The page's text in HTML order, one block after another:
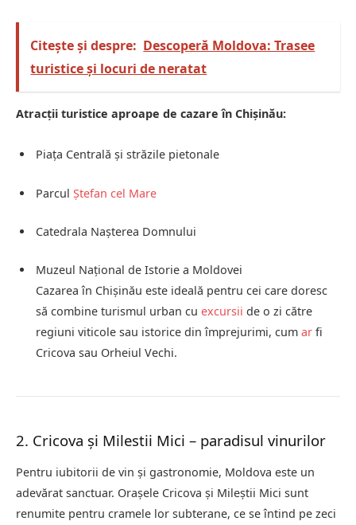
Citește și despre: Descoperă Moldova: Trasee
turistice și locuri de neratat
Atracții turistice aproape de cazare în Chișinău:
Piața Centrală și străzile pietonale
Parcul Ștefan cel Mare
Catedrala Nașterea Domnului
Muzeul Național de Istorie a Moldovei
Cazarea în Chișinău este ideală pentru cei care doresc
să combine turismul urban cu excursii de o zi către
regiuni viticole sau istorice din împrejurimi, cum ar fi
Cricova sau Orheiul Vechi.
2. Cricova și Milestii Mici – paradisul vinurilor
Pentru iubitorii de vin și gastronomie, Moldova este un
adevărat sanctuar. Orașele Cricova și Mileștii Mici sunt
renumite pentru cramele lor subterane, ce se întind pe zeci